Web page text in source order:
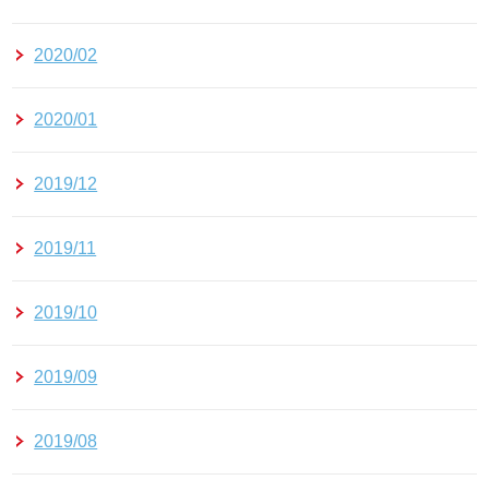
2020/02
2020/01
2019/12
2019/11
2019/10
2019/09
2019/08